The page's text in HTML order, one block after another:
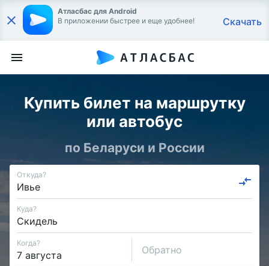
Атласбас для Android
В приложении быстрее и еще удобнее!
Скачать
Купить билет на маршрутку
или автобус
по Беларуси и России
Откуда?
Куда?
Когда?
Обратно